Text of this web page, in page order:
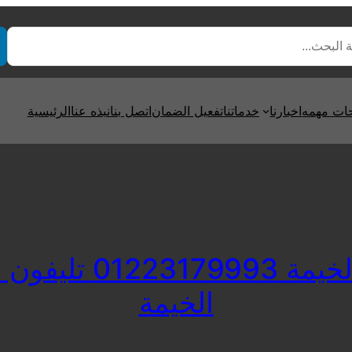
الرئيسيةنبذه عنااتصل بناتفعيل الضمانخدماتنا اخبارنامهمه
مركز صيانة
الخيمة